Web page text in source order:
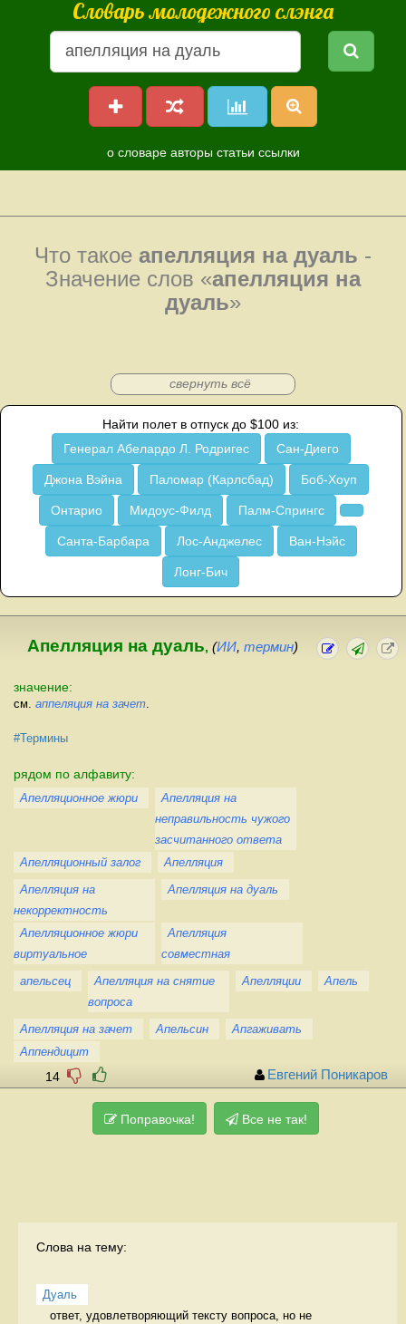
Словарь молодежного слэнга
о словаре авторы статьи ссылки
Что такое апелляция на дуаль -
Значение слов «апелляция на
дуаль»
свернуть всё
Найти полет в отпуск до $100 из:
Генерал Абелардо Л. Родригес
Сан-Диего
Джона Вэйна Паломар (Карлсбад) Боб-Хоуп
Онтарио Мидоус-Филд Палм-Спрингс
Санта-Барбара Лос-Анджелес Ван-Нэйс
Лонг-Бич
Апелляция на дуаль, (ИИ, термин)
значение:
см. аппеляция на зачет
#Термины
рядом по алфавиту:
Апелляционное жюри
Апелляция на
неправильность чужого
засчитанного ответа
Апелляционный залог
Апелляция
Апелляция на
некорректность
Апелляция на дуаль
Апелляционное жюри
виртуальное
Апелляция
совместная
апельсец
Апелляция на снятие
вопроса
Апелляции Апель
Апелляция на зачет Апельсин
Апгаживать
Аппендицит
14 Евгений Поникаров
Поправочка! Все не так!
Слова на тему:
Дуаль
ответ, удовлетворяющий тексту вопроса, но не